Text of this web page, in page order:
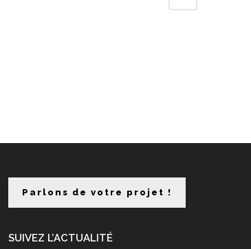
Parlons de votre projet !
SUIVEZ L’ACTUALITÉ